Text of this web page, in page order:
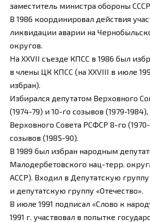
заместитель министра обороны
В 1986 координировал действия
ликвидации аварии на
округов.
На XXVII съезде КПСС в 1986 был
в члены ЦК КПСС (на XXVIII в июле
избран).
Избирался депутатом Верховного
(1974-79) и 10-го созывов (1979-
Верховного Совета РСФСР 8-го (1970-
созывов (1985-90).
В 1989 был избран народным
Малодербетовского нац-терр.
АССР). Входил в Депутатскую
и депутатскую группу «Отечество».
В июле 1991 подписал «Слово к
1991 г. участвовал в попытке